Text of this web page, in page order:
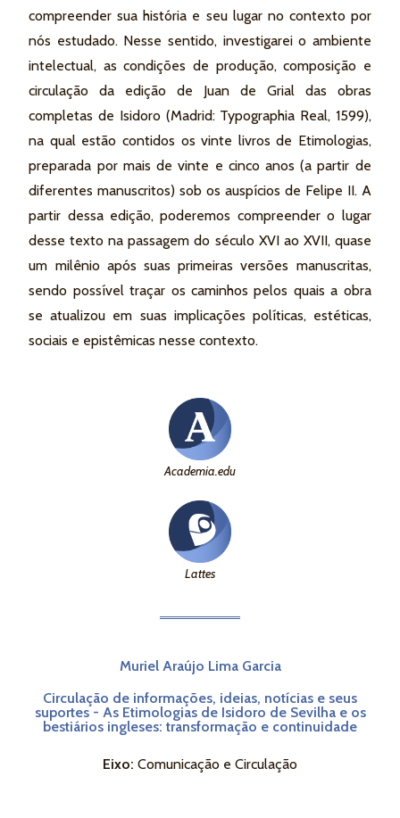
compreender sua história e seu lugar no contexto por
nós estudado. Nesse sentido, investigarei o ambiente
intelectual, as condições de produção, composição e
circulação da edição de Juan de Grial das obras
completas de Isidoro (Madrid: Typographia Real, 1599),
na qual estão contidos os vinte livros de Etimologias,
preparada por mais de vinte e cinco anos (a partir de
diferentes manuscritos) sob os auspícios de Felipe II. A
partir dessa edição, poderemos compreender o lugar
desse texto na passagem do século XVI ao XVII, quase
um milênio após suas primeiras versões manuscritas,
sendo possível traçar os caminhos pelos quais a obra
se atualizou em suas implicações políticas, estéticas,
sociais e epistêmicas nesse contexto.
Academia.edu
Lattes
Muriel Araújo Lima Garcia
Circulação de informações, ideias, notícias e seus
suportes - As Etimologias de Isidoro de Sevilha e os
bestiários ingleses: transformação e continuidade
Eixo: Comunicação e Circulação